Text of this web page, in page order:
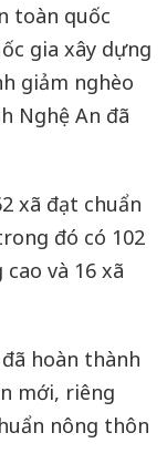
toàn quốc
gia xây dựng
giảm nghèo
Nghệ An đã
xã đạt chuẩn
đó có 102
và 16 xã
hoàn thành
mới, riêng
nông thôn